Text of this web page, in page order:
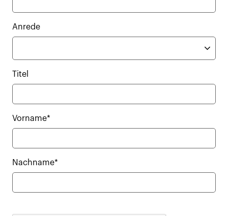
Anrede
Titel
Vorname*
Nachname*